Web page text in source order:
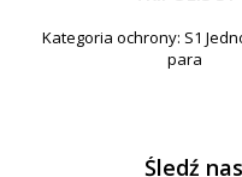
Kategoria ochrony: S1
para
Śledź